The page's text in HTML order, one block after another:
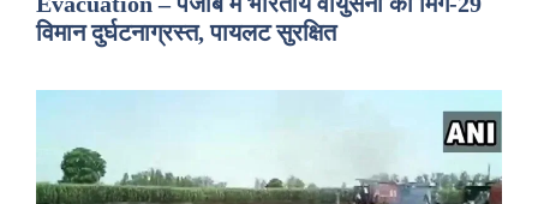
विमान दुर्घटनाग्रस्त, पायलट सुरक्षित